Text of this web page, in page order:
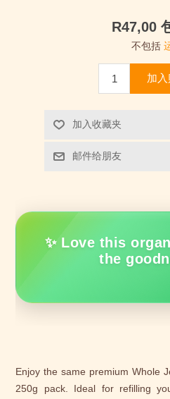
R47,00
不包括
加
加入收藏夹
邮件给朋友
✨ Love this
the
Enjoy the same premium Whole
250g pack. Ideal for refilling